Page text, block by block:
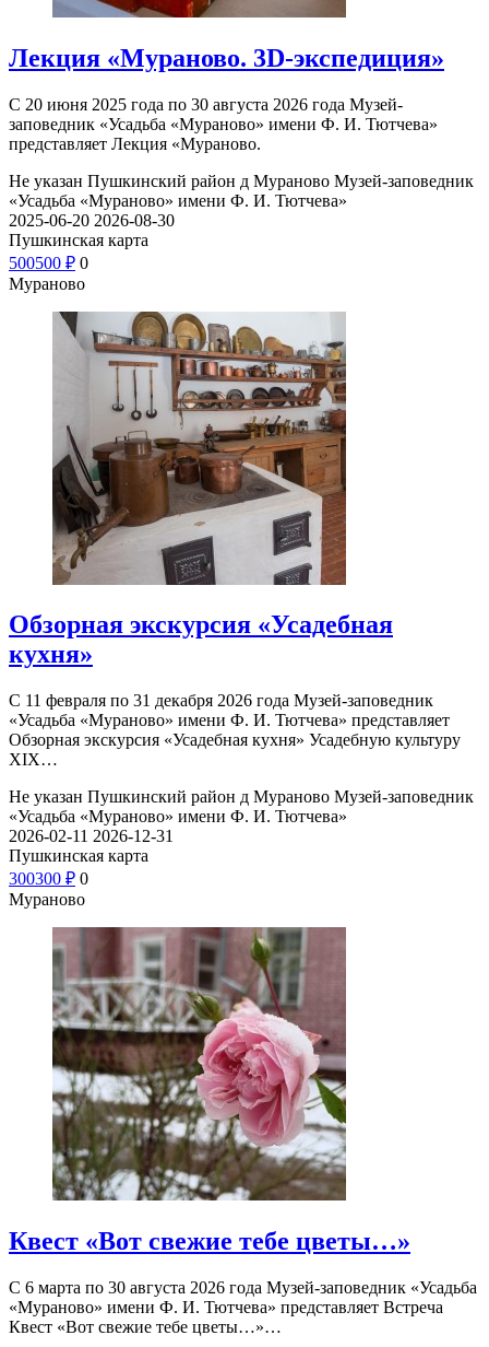
Лекция «Мураново. 3D-экспедиция»
С 20 июня 2025 года по 30 августа 2026 года Музей-
заповедник «Усадьба «Мураново» имени Ф. И. Тютчева»
представляет Лекция «Мураново.
Не указан Пушкинский район д Мураново Музей-заповедник
«Усадьба «Мураново» имени Ф. И. Тютчева»
2025-06-20 2026-08-30
Пушкинская карта
500500 ₽ 0
Мураново
Обзорная экскурсия «Усадебная
кухня»
С 11 февраля по 31 декабря 2026 года Музей-заповедник
«Усадьба «Мураново» имени Ф. И. Тютчева» представляет
Обзорная экскурсия «Усадебная кухня» Усадебную культуру
XIX…
Не указан Пушкинский район д Мураново Музей-заповедник
«Усадьба «Мураново» имени Ф. И. Тютчева»
2026-02-11 2026-12-31
Пушкинская карта
300300 ₽ 0
Мураново
Квест «Вот свежие тебе цветы…»
С 6 марта по 30 августа 2026 года Музей-заповедник «Усадьба
«Мураново» имени Ф. И. Тютчева» представляет Встреча
Квест «Вот свежие тебе цветы…»…